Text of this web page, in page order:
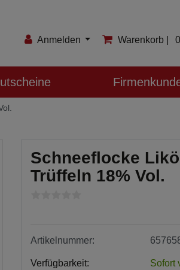
Anmelden Warenkorb |
Schneeflocke
Trüffeln 18% Vol.
Artikelnummer:
Verfügbarkeit: Sofort